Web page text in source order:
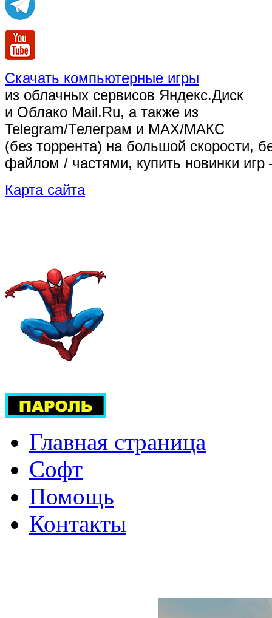
Скачать компьютерные игры
из облачных сервисов Яндекс.Диск
и Облако Mail.Ru, а также из
Telegram/Телеграм и MAX/МАКС
(без торрента) на большой скорости,
файлом / частями, купить новинки
Карта сайта
Главная страница
Софт
Помощь
Контакты